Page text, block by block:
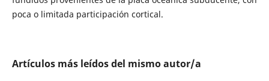
poca o limitada participación cortical.
Artículos más leídos del mismo autor/a